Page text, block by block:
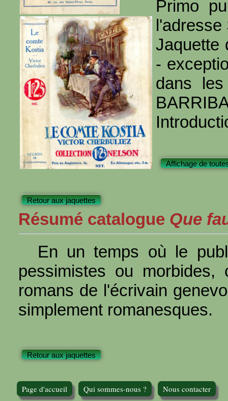
Primo
l'adresse
Jaquette
-
dans
Affichage de
Retour aux jaquettes
Résumé catalogue Que
En un temps où le
pessimistes ou
romans de l'écrivain
simplement romanesques.
Retour aux jaquettes
Page d'accueil Qui sommes-nous ? Nous contacter